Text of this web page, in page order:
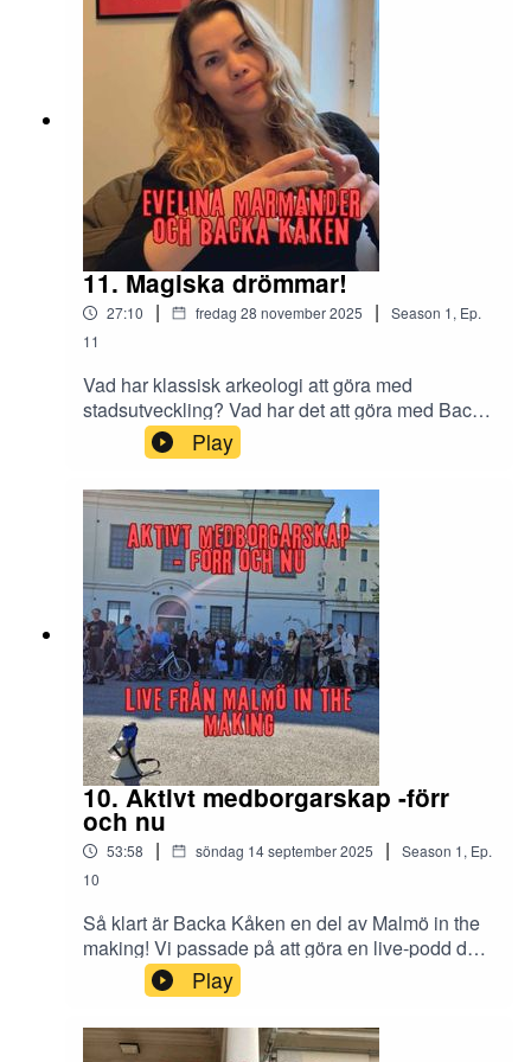
Hur tänker Nils om hur vi bygger lokalt
engagemang? Vilka visioner har han för
framtiden? Lyssna och lär.
11. Magiska drömmar!
27:10 | fredag 28 november 2025 | Season 1, Ep.
11
Vad har klassisk arkeologi att göra med
stadsutveckling? Vad har det att göra med Backa
Kåken? Allt (eller åtminstone mycket) om du
frågar Evelina Marmander, som gästar det här
avsnittet. Utöver arkeologi pratar vi om drömmar,
visioner, om vad som gör att vi känner oss
hemma på en plats och mycket mer. Som vanligt,
om du vill bli medlem i föreningen eller delägare i
Backa Kåkens fastighetsbolag - eller bara vill ta
reda på mer kring vad som är på gång, kolla vår
hemsida.
Play
10. Aktivt medborgarskap -förr
och nu
53:58 | söndag 14 september 2025 | Season 1, Ep.
10
Så klart är Backa Kåken en del av Malmö in the
making! Vi passade på att göra en live-podd där
vi försökte förstå mer av Kirsebergs historia, hur
den alltid präglats av ett utanförskap, där man
placerade sådant man inte riktigt ville veta av
inne i staden. Häxbränningar, gravplatser och
Play